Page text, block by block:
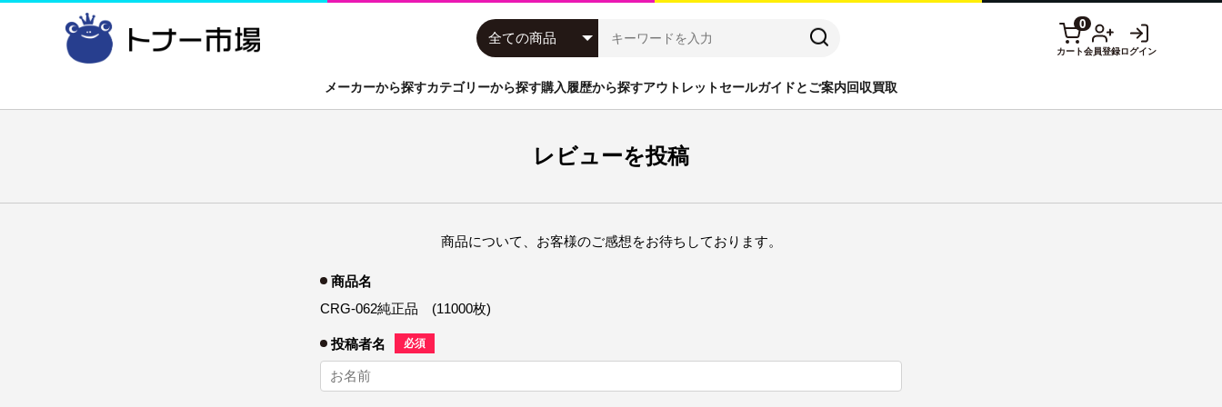
カート
0
会員登録ログイン
メーカーから探すカテゴリーから探す
A4モノクロ複合機
購入履歴から探すアウトレットセールガイドとご案内回収買取
レビューを投稿
商品について、お客様のご感想をお待ちしております。
商品名
CRG-062純正品 (11000枚)
投稿者名 必須